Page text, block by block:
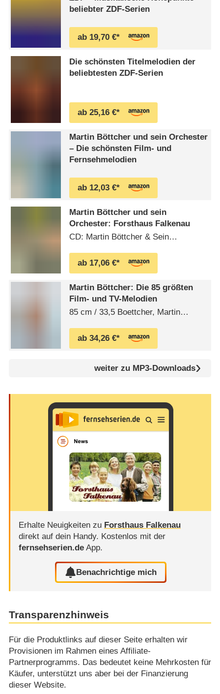
beliebter ZDF-Serien
ab 19,70 €*
Die schönsten Titelmelodien der
beliebtesten ZDF-Serien
ab 25,16 €*
Martin Böttcher und sein Orchester
– Die schönsten Film- und
Fernsehmelodien
ab 12,03 €*
Martin Böttcher und sein
Orchester: Forsthaus Falkenau
CD: Martin Böttcher & Sein
ab 17,06 €*
Martin Böttcher: Die 85 größten
Film- und TV-Melodien
85 cm / 33,5 Boettcher, Martin
ab 34,26 €*
weiter zu MP3-Downloads
Erhalte Neuigkeiten zu Forsthaus Falkenau
direkt auf dein Handy. Kostenlos mit der
fernsehserien.deApp.
Benachrichtige mich
Transparenzhinweis
Für die Produktlinks auf dieser Seite erhalten wir
Provisionen im Rahmen eines Affiliate-
Partnerprogramms. Das bedeutet keine Mehrkosten für
Käufer, unterstützt uns aber bei der Finanzierung
dieser Website.